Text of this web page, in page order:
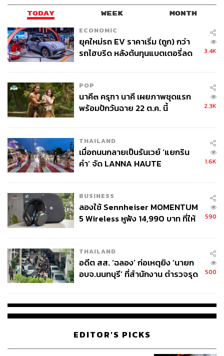
TAGS: ESG บอนด์ ตลาดบอนด์
การลงทุน
ตลาดตราสารหนี้
ABOUT THE AUTHOR
STANDARD WEALTH
TODAY WEEK MONTH
ECONOMIC
ยุคใหม่รถ EV ราคาเริ่ม (ถูก) กว่า
รถไฮบริด หลังต้นทุนแบตเตอรี่ลด
3.4K
POP
นาคี๓ ครุฑา นาคี เผยภาพชุดแรก
พร้อมปักวันฉาย 22 ต.ค. นี้
2.3K
THAILAND
เมื่อถนนกลายเป็นรันเวย์ ‘แยกริน
คำ’ จัด LANNA HAUTE
1.6K
BUSINESS
ลองใช้ Sennheiser MOMENTUM
5 Wireless หูฟัง 14,990 บาท ที่ให้
590
THAILAND
อดีต สส. ‘ฉลอง’ ก่อเหตุยิง ‘นายก
อบจ.นนทบุรี’ ที่สำนักงาน ตำรวจรุด
500
EDITOR'S PICKS